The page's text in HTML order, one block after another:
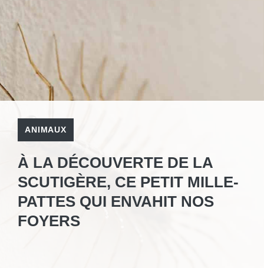
ANIMAUX
À LA DÉCOUVERTE DE LA
SCUTIGÈRE, CE PETIT MILLE-
PATTES QUI ENVAHIT NOS
FOYERS